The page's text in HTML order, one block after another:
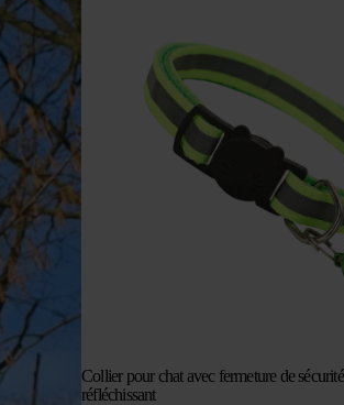
Collier pour chat avec fermeture de
réfléchissant